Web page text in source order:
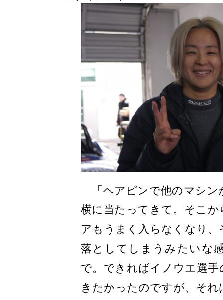
「ヘアピンで他のマシン
横に当たってきて。そこ
アもうまく入らなくなり
落としてしまうみたいな
で。できればイノウエ選
きたかったのですが、そ